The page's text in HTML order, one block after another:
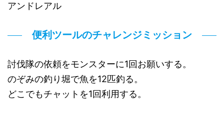
アンドレアル
便利ツールのチャレンジミッション
討伐隊の依頼をモンスターに1回お願いする。
のぞみの釣り堀で魚を12匹釣る。
どこでもチャットを1回利用する。